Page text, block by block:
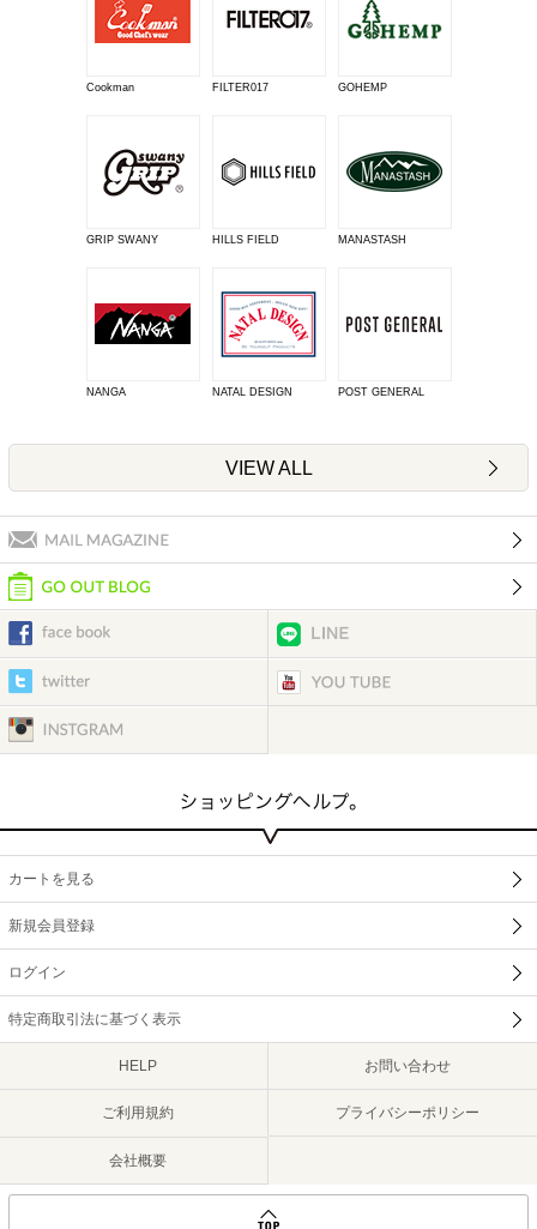
Cookman FILTER017 GOHEMP
GRIP SWANY HILLS FIELD MANASTASH
NANGA NATAL DESIGN POST GENERAL
VIEW ALL
カートを見る
新規会員登録
ログイン
特定商取引法に基づく表示
HELP お問い合わせ
ご利用規約 プライバシーポリシー
会社概要